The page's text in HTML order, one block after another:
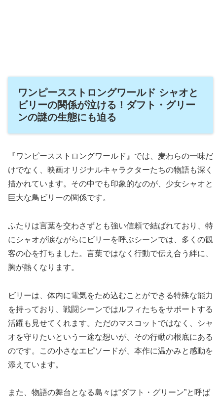
ワンピースストロングワールド シャオと
ビリーの関係が泣ける！ダフト・グリー
ンの謎の生態にも迫る
『ワンピースストロングワールド』では、麦わらの一味だ
けでなく、映画オリジナルキャラクターたちの物語も深く
描かれています。その中でも印象的なのが、少女シャオと
巨大な鳥ビリーの関係です。
ふたりは言葉を交わさずとも強い信頼で結ばれており、特
にシャオが涙ながらにビリーを呼ぶシーンでは、多くの観
客の心を打ちました。言葉ではなく行動で伝え合う絆に、
胸が熱くなります。
ビリーは、体内に電気をため込むことができる特殊な能力
を持っており、戦闘シーンではルフィたちをサポートする
活躍も見せてくれます。ただのマスコットではなく、シャ
オを守りたいという一途な想いが、その行動の根底にある
のです。この小さなエピソードが、本作に温かみと感動を
添えています。
また、物語の舞台となる島々は“ダフト・グリーン”と呼ば